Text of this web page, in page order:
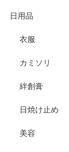
日用品
衣服
カミソリ
絆創膏
日焼け止め
美容